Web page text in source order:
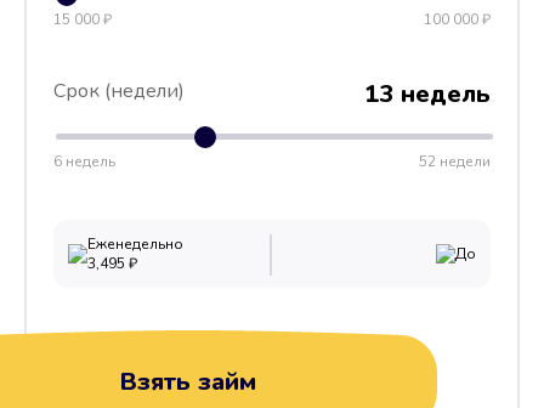
15 000 ₽ 100 000 ₽
Срок (недели) 13 недель
6 недель 52 недели
Еженедельно
3,495 ₽ До
Взять займ